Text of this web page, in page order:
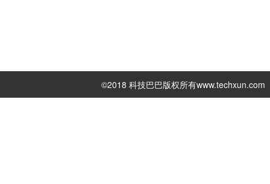
©2018 科技巴巴版权所有www.techxun.com